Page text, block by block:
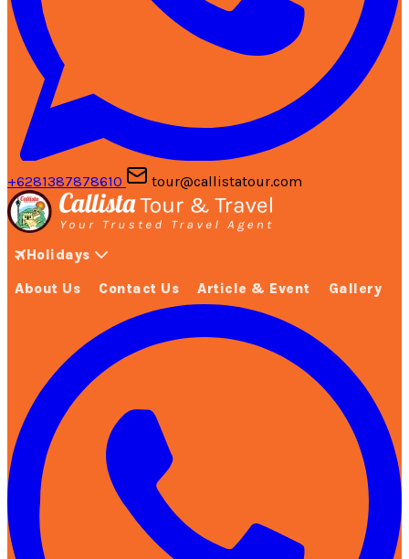
+6281387878610 tour@callistatour.com
Holidays
About Us Contact Us Article & Event Gallery